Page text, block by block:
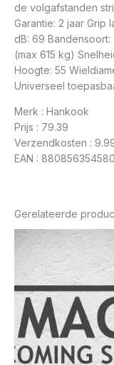
de volgafstanden
Garantie: 2 jaar Grip
dB: 69
(max 615 kg)
Hoogte: 55
Universeel
Merk : Hankook
Prijs : 79.39
Verzendkosten :
EAN :
Gerelateerde